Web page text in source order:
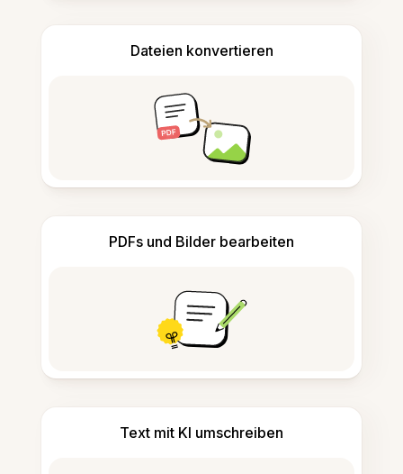
Dateien konvertieren
PDFs und Bilder bearbeiten
Text mit KI umschreiben